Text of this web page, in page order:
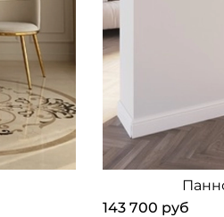
143 700 руб